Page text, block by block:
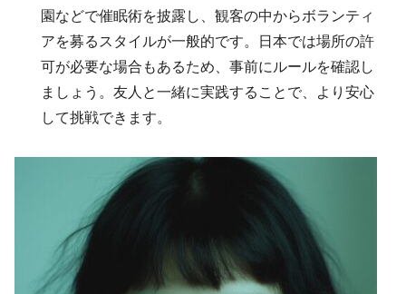
園などで催眠術を披露し、観客の中からボランティ
アを募るスタイルが一般的です。日本では場所の許
可が必要な場合もあるため、事前にルールを確認し
ましょう。友人と一緒に実践することで、より安心
して挑戦できます。